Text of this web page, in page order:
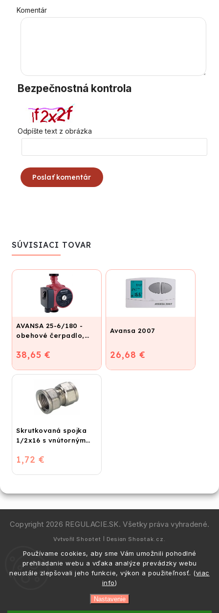
Používame cookies, aby sme Vám umožnili pohodlné
prehliadanie webu a vďaka analýze prevádzky webu
neustále zlepšovali jeho funkcie, výkon a použiteľnosť. (viac
info)
Nastavenie
Komentár
Bezpečnostná kontrola
Odpíšte text z obrázka
Poslať komentár
SÚVISIACI TOVAR
AVANSA 25-6/180 -
obehové čerpadlo,
38,65 €
Avansa 2007
26,68 €
Skrutkovaná spojka
1/2x16 s vnútorným
1,72 €
Copyright 2026 REGULACIE.SK. Všetky práva vyhradené.
Vytvořil Shoptet | Design Shoptak.cz.